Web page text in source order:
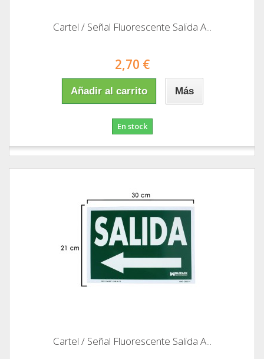
Cartel / Señal Fluorescente Salida A...
2,70 €
Añadir al carrito Más
En stock
Cartel / Señal Fluorescente Salida A...